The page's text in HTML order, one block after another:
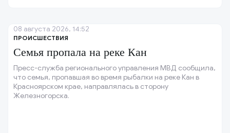
ПРОИСШЕСТВИЯ
Семья пропала на реке Кан
Пресс-служба регионального управления МВД сообщила,
что семья, пропавшая во время рыбалки на реке Кан в
Красноярском крае, направлялась в сторону
Железногорска.
08 августа 2026, 14:52